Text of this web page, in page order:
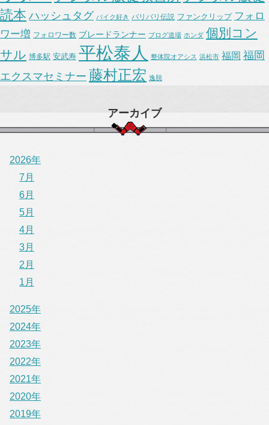
読本 ハッシュタグ バイク好き バリバリ伝説 ファンクリップ フォロ
ワー増 フォロワー数 ブレードランナー ブログ道場 ホンダ 個別コン
サル 博多駅 安武寿 平松泰人 整体院オアシス 浜松市 福岡 福岡
エクスマセミナー 藤村正宏 逸脱
アーカイブ
2026年
7月
6月
5月
4月
3月
2月
1月
2025年
2024年
2023年
2022年
2021年
2020年
2019年